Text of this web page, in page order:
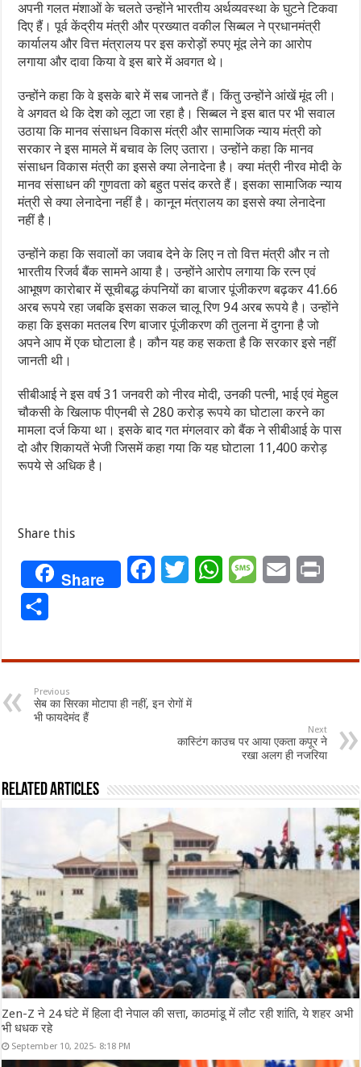
अपनी गलत मंशाओं के चलते उन्होंने भारतीय अर्थव्यवस्था के घुटने टिकवा
दिए हैं। पूर्व केंद्रीय मंत्री और प्रख्यात वकील सिब्बल ने प्रधानमंत्री
कार्यालय और वित्त मंत्रालय पर इस करोड़ों रुपए मूंद लेने का आरोप
लगाया और दावा किया वे इस बारे में अवगत थे।
उन्होंने कहा कि वे इसके बारे में सब जानते हैं। किंतु उन्होंने आंखें मूंद ली।
वे अगवत थे कि देश को लूटा जा रहा है। सिब्बल ने इस बात पर भी सवाल
उठाया कि मानव संसाधन विकास मंत्री और सामाजिक न्याय मंत्री को
सरकार ने इस मामले में बचाव के लिए उतारा। उन्होंने कहा कि मानव
संसाधन विकास मंत्री का इससे क्या लेनादेना है। क्या मंत्री नीरव मोदी के
मानव संसाधन की गुणवता को बहुत पसंद करते हैं। इसका सामाजिक न्याय
मंत्री से क्या लेनादेना नहीं है। कानून मंत्रालय का इससे क्या लेनादेना
नहीं है।
उन्होंने कहा कि सवालों का जवाब देने के लिए न तो वित्त मंत्री और न तो
भारतीय रिजर्व बैंक सामने आया है। उन्होंने आरोप लगाया कि रत्न एवं
आभूषण कारोबार में सूचीबद्ध कंपनियों का बाजार पूंजीकरण बढ़कर 41.66
अरब रूपये रहा जबकि इसका सकल चालू रिण 94 अरब रूपये है। उन्होंने
कहा कि इसका मतलब रिण बाजार पूंजीकरण की तुलना में दुगना है जो
अपने आप में एक घोटाला है। कौन यह कह सकता है कि सरकार इसे नहीं
जानती थी।
सीबीआई ने इस वर्ष 31 जनवरी को नीरव मोदी, उनकी पत्नी, भाई एवं मेहुल
चौकसी के खिलाफ पीएनबी से 280 करोड़ रूपये का घोटाला करने का
मामला दर्ज किया था। इसके बाद गत मंगलवार को बैंक ने सीबीआई के पास
दो और शिकायतें भेजी जिसमें कहा गया कि यह घोटाला 11,400 करोड़
रूपये से अधिक है।
Share this
Share FacebookTwitterWhatsAppMessageEmail
Previous
सेब का सिरका मोटापा ही नहीं, इन रोगों में
भी फायदेमंद हैं
Next
कास्टिंग काउच पर आया एकता कपूर ने
रखा अलग ही नजरिया
Related Articles
Zen-Z ने 24 घंटे में हिला दी नेपाल की सत्ता, काठमांडू में लौट रही शांति, ये शहर अभी
भी धधक रहे
September 10, 2025- 8:18 PM